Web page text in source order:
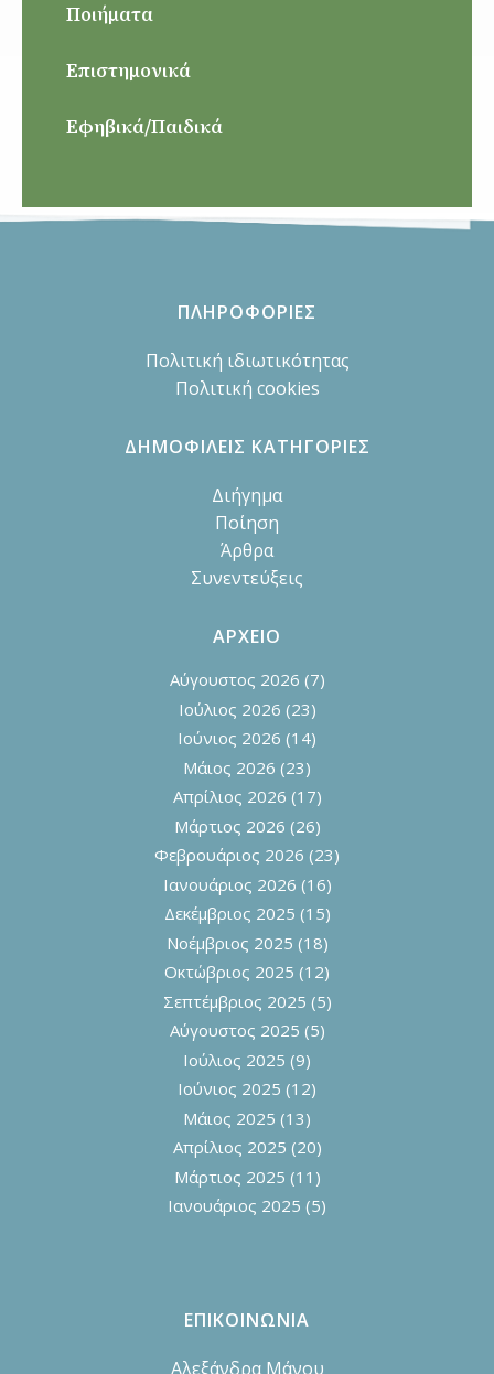
Ποιήματα
Επιστημονικά
Εφηβικά/Παιδικά
ΠΛΗΡΟΦΟΡΙΕΣ
Πολιτική ιδιωτικότητας
Πολιτική cookies
ΔΗΜΟΦΙΛΕΙΣ ΚΑΤΗΓΟΡΙΕΣ
Διήγημα
Ποίηση
Άρθρα
Συνεντεύξεις
ΑΡΧΕΙΟ
Αύγουστος 2026 (7)
Ιούλιος 2026 (23)
Ιούνιος 2026 (14)
Μάιος 2026 (23)
Απρίλιος 2026 (17)
Μάρτιος 2026 (26)
Φεβρουάριος 2026 (23)
Ιανουάριος 2026 (16)
Δεκέμβριος 2025 (15)
Νοέμβριος 2025 (18)
Οκτώβριος 2025 (12)
Σεπτέμβριος 2025 (5)
Αύγουστος 2025 (5)
Ιούλιος 2025 (9)
Ιούνιος 2025 (12)
Μάιος 2025 (13)
Απρίλιος 2025 (20)
Μάρτιος 2025 (11)
Ιανουάριος 2025 (5)
ΕΠΙΚΟΙΝΩΝΙΑ
Αλεξάνδρα Μάνου